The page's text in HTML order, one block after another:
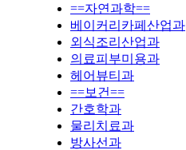
==자연과학==
베이커리카페산업과
외식조리산업과
의료피부미용과
헤어뷰티과
==보건==
간호학과
물리치료과
방사선과